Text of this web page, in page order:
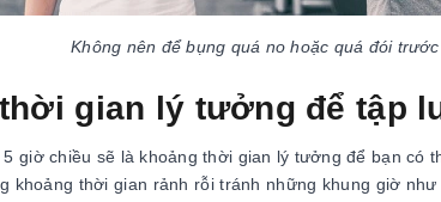
Không nên để bụng quá no hoặc quá đói
gian lý tưởng để tập
giờ chiều sẽ là khoảng thời gian lý tưởng để bạn có
khoảng thời gian rảnh rỗi tránh những khung giờ